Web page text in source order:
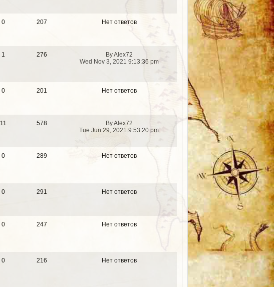
0 207 Нет ответов
1 276
By Alex72
Wed Nov 3, 2021 9:13:36 pm
0 201 Нет ответов
11 578
By Alex72
Tue Jun 29, 2021 9:53:20 pm
0 289 Нет ответов
0 291 Нет ответов
0 247 Нет ответов
0 216 Нет ответов